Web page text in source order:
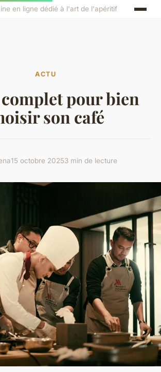
en ligne dédié à l'art de l'apéritif
ACTU
pour bien
son café
15 octobre 20253 min de lecture